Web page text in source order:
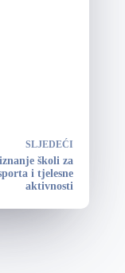
SLJEDEĆI
školi za
i tjelesne
aktivnosti